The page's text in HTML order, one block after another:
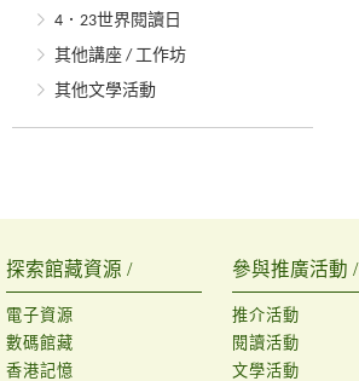
4．23世界閱讀日
其他講座 / 工作坊
其他文學活動
探索館藏資源 /
電子資源
數碼館藏
香港記憶
參與推廣活動 /
推介活動
閱讀活動
文學活動